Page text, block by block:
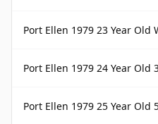
Port Ellen 1979 23 Year Old
Port Ellen 1979 24 Year Old
Port Ellen 1979 25 Year Old